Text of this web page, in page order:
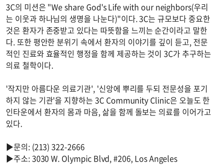
3C의 미션은 "We share God's Life with our neighbors(우리
는 이웃과 하나님의 생명을 나눈다)"이다. 3C는 규모보다 중요한
것은 환자가 존중받고 있다는 따뜻함을 느끼는 순간이라고 말한
다. 또한 평안한 분위기 속에서 환자의 이야기를 깊이 듣고, 전문
적인 진료와 효율적인 행정을 함께 제공하는 것이 3C가 추구하는
의료 철학이다.
'작지만 아름다운 의료기관', '신앙에 뿌리를 두되 전문성을 포기
하지 않는 기관'을 지향하는 3C Community Clinic은 오늘도 한
인타운에서 환자의 몸과 마음, 삶을 함께 돌보는 의료를 이어가고
있다.
▶문의: (213) 322-2666
▶주소: 3030 W. Olympic Blvd, #206, Los Angeles